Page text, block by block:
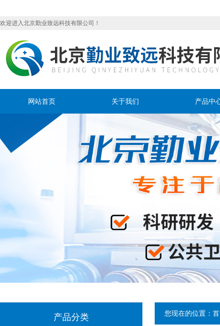
欢迎进入北京勤业致远科技有限公司！
网站首页 关于我们 产品中
产品分类 您现在的位置：